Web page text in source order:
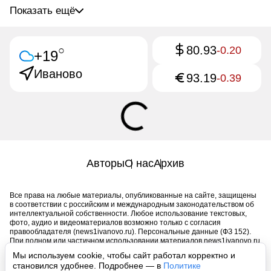
Мы используем cookie, чтобы сайт работал корректно и
становился удобнее. Подробнее — в Политике
Показать ещё
+19○
Иваново
80.93-0.20
93.19-0.39
АвторыО насАрхив
Все права на любые материалы, опубликованные на сайте, защищены
в соответствии с российским и международным законодательством об
интеллектуальной собственности. Любое использование текстовых,
фото, аудио и видеоматериалов возможно только с согласия
правообладателя (news1ivanovo.ru). Персональные данные (ФЗ 152).
При полном или частичном использовании материалов news1ivanovo.ru
обязательна. Запрещено для детей. Оригинал текста:
https://news1ivanovo.ru/